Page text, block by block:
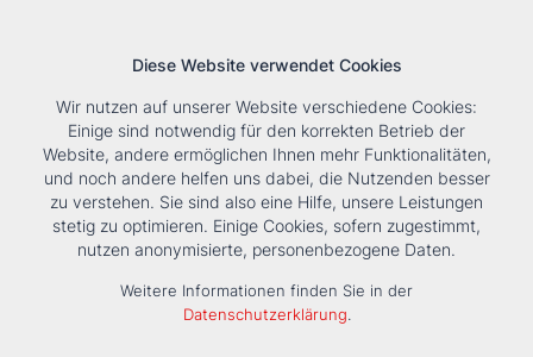
Tools Unternehmen Karriere KontaktSuche
‹ Zurück
Anfrage
Diese Website verwendet Cookies
Wir nutzen auf unserer Website verschiedene Cookies:
Einige sind notwendig für den korrekten Betrieb der
Website, andere ermöglichen Ihnen mehr Funktionalitäten,
und noch andere helfen uns dabei, die Nutzenden besser
zu verstehen. Sie sind also eine Hilfe, unsere Leistungen
stetig zu optimieren. Einige Cookies, sofern zugestimmt,
nutzen anonymisierte, personenbezogene Daten.
Weitere Informationen finden Sie in der
Datenschutzerklärung.